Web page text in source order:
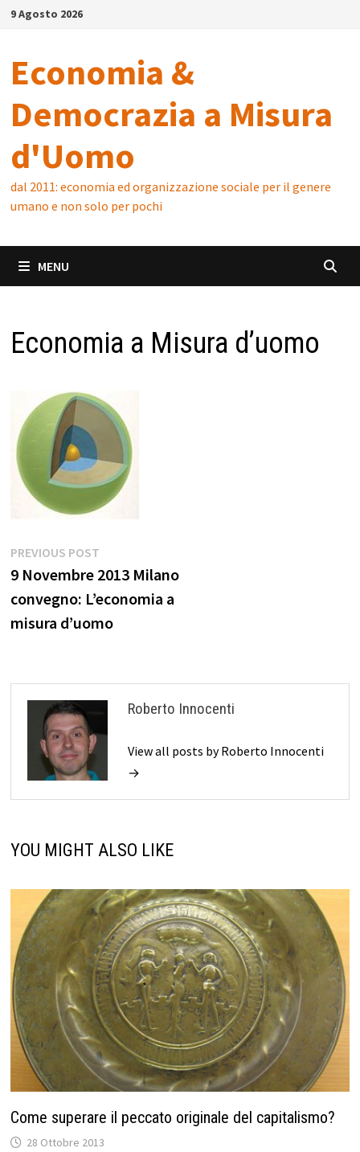
Skip9 Agosto 2026
Economia &
Democrazia a Misura
d'Uomo
dal 2011: economia ed organizzazione sociale per il genere
umano e non solo per pochi
MENU
Economia a Misura d’uomo
Navigazione
articoli
PREVIOUS POSTPrevious
post:
9 Novembre 2013 Milano
convegno: L’economia a
misura d’uomo
Roberto Innocenti
View all posts by Roberto Innocenti
→
YOU MIGHT ALSO LIKE
Come superare il peccato originale del capitalismo?
28 Ottobre 2013